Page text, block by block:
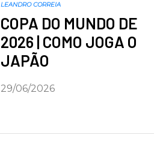
LEANDRO CORREIA
COPA DO MUNDO DE
2026 | COMO JOGA O
JAPÃO
29/06/2026